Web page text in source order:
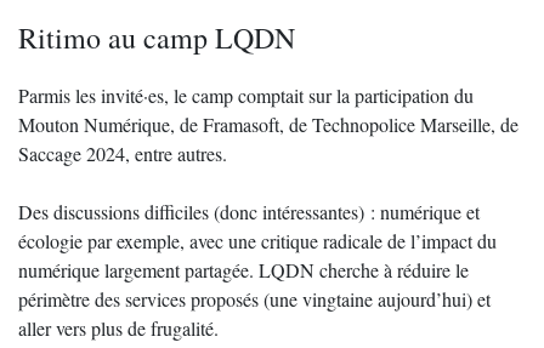
Ritimo au camp LQDN
Parmis les invité·es, le camp comptait sur la participation du
Mouton Numérique, de Framasoft, de Technopolice Marseille, de
Saccage 2024, entre autres.
Des discussions difficiles (donc intéressantes) : numérique et
écologie par exemple, avec une critique radicale de l’impact du
numérique largement partagée. LQDN cherche à réduire le
périmètre des services proposés (une vingtaine aujourd’hui) et
aller vers plus de frugalité.